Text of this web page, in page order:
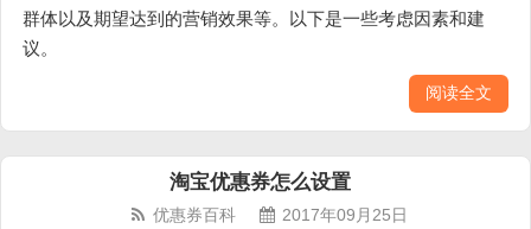
群体以及期望达到的营销效果等。以下是一些考虑因素和建
议。
阅读全文
淘宝优惠券怎么设置
优惠券百科 2017年09月25日